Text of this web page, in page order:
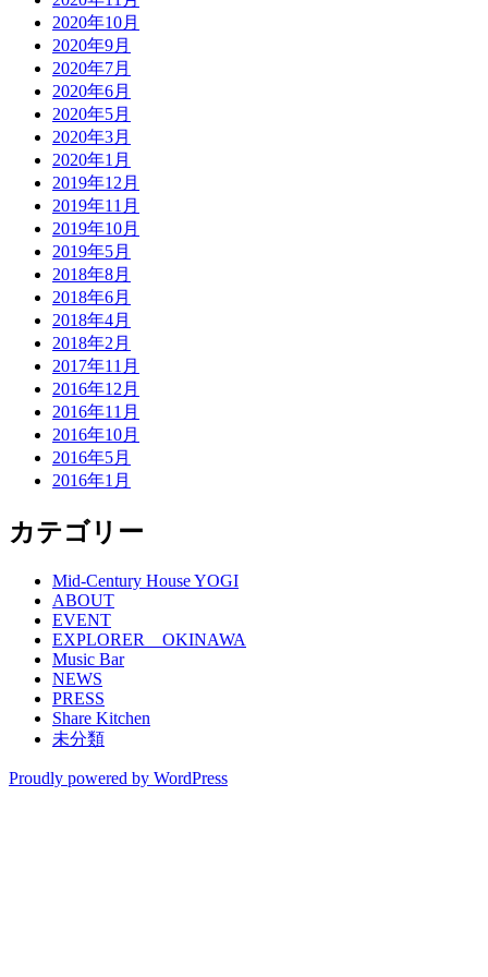
2020年10月
2020年9月
2020年7月
2020年6月
2020年5月
2020年3月
2020年1月
2019年12月
2019年11月
2019年10月
2019年5月
2018年8月
2018年6月
2018年4月
2018年2月
2017年11月
2016年12月
2016年11月
2016年10月
2016年5月
2016年1月
カテゴリー
Mid-Century House YOGI
ABOUT
EVENT
EXPLORER OKINAWA
Music Bar
NEWS
PRESS
Share Kitchen
未分類
Proudly powered by WordPress